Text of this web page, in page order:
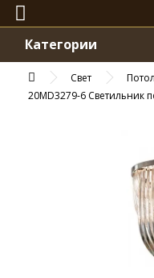
Категории
Свет
20MD3279-6 Светильник